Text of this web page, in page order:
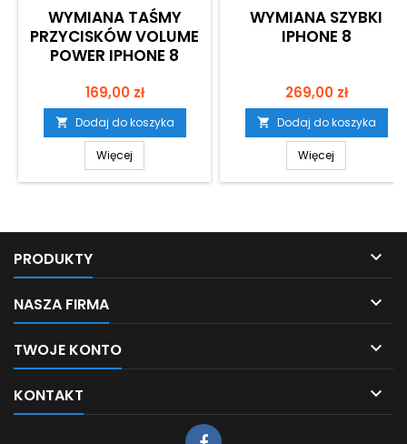
WYMIANA TAŚMY
PRZYCISKÓW VOLUME
POWER IPHONE 8
Cena
169,00 zł
 Dodaj do koszyka
Więcej
WYMIANA SZYBKI
IPHONE 8
Cena
269,00 zł
 Dodaj do koszyka
Więcej
PRODUKTY 
NASZA FIRMA 
TWOJE KONTO 
KONTAKT 